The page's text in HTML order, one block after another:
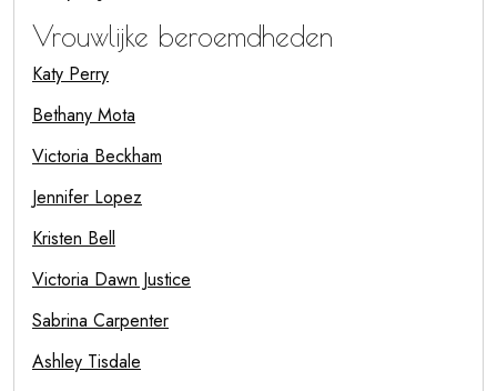
Vrouwlijke beroemdheden
Katy Perry
Bethany Mota
Victoria Beckham
Jennifer Lopez
Kristen Bell
Victoria Dawn Justice
Sabrina Carpenter
Ashley Tisdale